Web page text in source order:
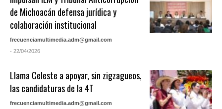
de Michoacán defensa jurídica y
colaboración institucional
frecuenciamultimedia.adm@gmail.com
- 22/04/2026
Llama Celeste a apoyar, sin zigzagueos,
las candidaturas de la 4T
frecuenciamultimedia.adm@gmail.com